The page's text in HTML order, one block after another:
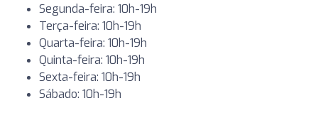
Segunda-feira: 10h-19h
Terça-feira: 10h-19h
Quarta-feira: 10h-19h
Quinta-feira: 10h-19h
Sexta-feira: 10h-19h
Sábado: 10h-19h